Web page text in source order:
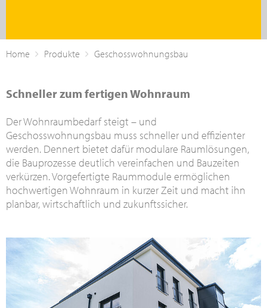
Home Produkte Geschosswohnungsbau
Schneller zum fertigen Wohnraum
Der Wohnraumbedarf steigt – und
Geschosswohnungsbau muss schneller und effizienter
werden. Dennert bietet dafür modulare Raumlösungen,
die Bauprozesse deutlich vereinfachen und Bauzeiten
verkürzen. Vorgefertigte Raummodule ermöglichen
hochwertigen Wohnraum in kurzer Zeit und macht ihn
planbar, wirtschaftlich und zukunftssicher.